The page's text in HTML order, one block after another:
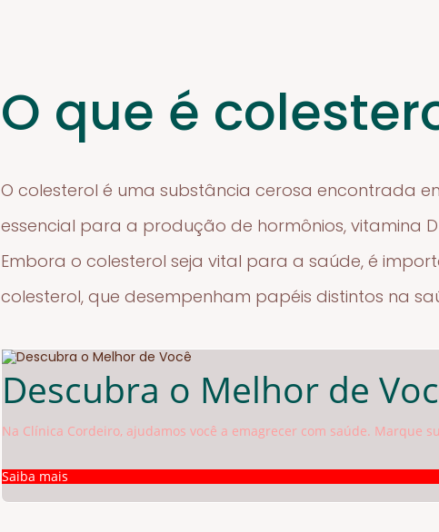
O que é
O colesterol é uma substância cerosa encontrada
essencial para a produção de hormônios, vitamina
Embora o colesterol seja vital para a saúde, é
colesterol, que desempenham papéis distintos na
Descubra o Melhor de
Na Clínica Cordeiro, ajudamos você a emagrecer com saúde. Marque
Saiba mais